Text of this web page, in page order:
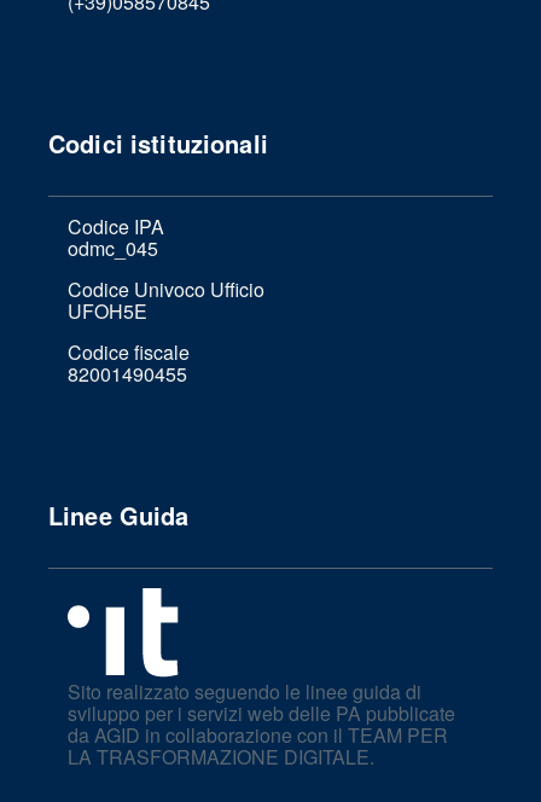
Codici istituzionali
Codice IPA
odmc_045
Codice Univoco Ufficio
UFOH5E
Codice fiscale
82001490455
Linee Guida
Sito realizzato seguendo le linee guida di
sviluppo per i servizi web delle PA pubblicate
da AGID in collaborazione con il TEAM PER
LA TRASFORMAZIONE DIGITALE.